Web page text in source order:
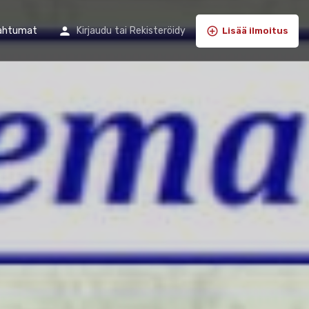
Kirjaudu tai Rekisteröidy Lisää ilmoitus